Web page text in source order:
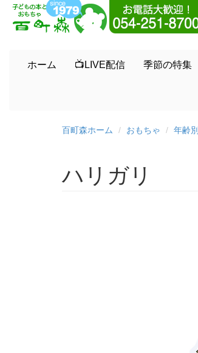
ホーム 📺LIVE配信 季節の特集
百町森ホーム おもちゃ 年齢別
ハリガリ